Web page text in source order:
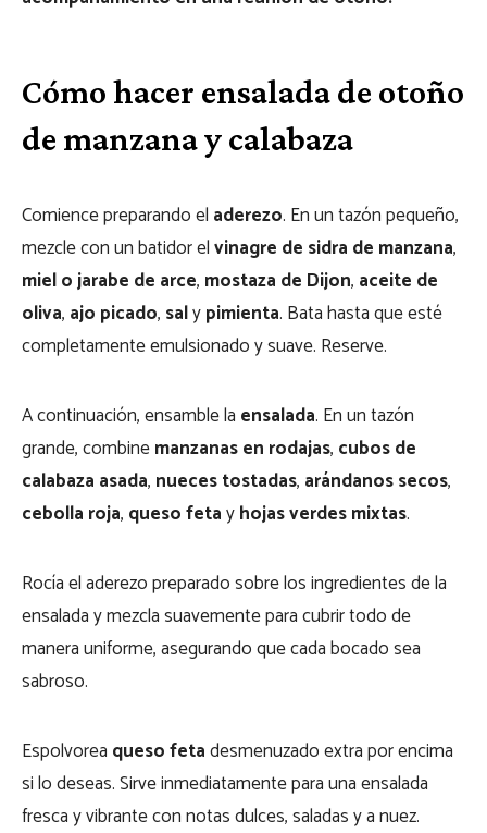
Cómo hacer ensalada de otoño
de manzana y calabaza
Comience preparando el aderezo. En un tazón pequeño,
mezcle con un batidor elvinagre de sidra de manzana,
miel o jarabe de arce, mostaza de Dijon, aceite de
oliva, ajo picado, salypimienta. Bata hasta que esté
completamente emulsionado y suave. Reserve.
A continuación, ensamble la ensalada. En un tazón
grande, combinemanzanas en rodajas, cubos de
calabaza asada, nueces tostadas, arándanos secos,
cebolla roja, queso fetayhojas verdes mixtas.
Rocía el aderezo preparado sobre los ingredientes de la
ensalada y mezcla suavemente para cubrir todo de
manera uniforme, asegurando que cada bocado sea
sabroso.
Espolvorea queso fetadesmenuzado extra por encima
si lo deseas. Sirve inmediatamente para una ensalada
fresca y vibrante con notas dulces, saladas y a nuez.